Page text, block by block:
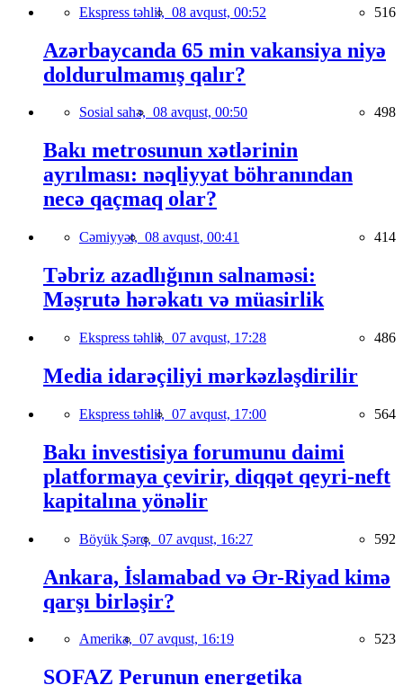
Ekspress təhlil, 08 avqust, 00:52 516
Azərbaycanda 65 min vakansiya niyə
doldurulmamış qalır?
Sosial sahə, 08 avqust, 00:50 498
Bakı metrosunun xətlərinin
ayrılması: nəqliyyat böhranından
necə qaçmaq olar?
Cəmiyyət, 08 avqust, 00:41 414
Təbriz azadlığının salnaməsi:
Məşrutə hərəkatı və müasirlik
Ekspress təhlil, 07 avqust, 17:28 486
Media idarəçiliyi mərkəzləşdirilir
Ekspress təhlil, 07 avqust, 17:00 564
Bakı investisiya forumunu daimi
platformaya çevirir, diqqət qeyri-neft
kapitalına yönəlir
Böyük Şərq, 07 avqust, 16:27 592
Ankara, İslamabad və Ər-Riyad kimə
qarşı birləşir?
Amerika, 07 avqust, 16:19 523
SOFAZ Perunun energetika